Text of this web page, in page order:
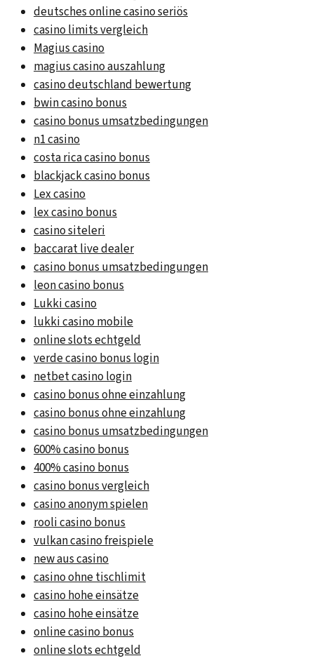
deutsches online casino seriös
casino limits vergleich
Magius casino
magius casino auszahlung
casino deutschland bewertung
bwin casino bonus
casino bonus umsatzbedingungen
n1 casino
costa rica casino bonus
blackjack casino bonus
Lex casino
lex casino bonus
casino siteleri
baccarat live dealer
casino bonus umsatzbedingungen
leon casino bonus
Lukki casino
lukki casino mobile
online slots echtgeld
verde casino bonus login
netbet casino login
casino bonus ohne einzahlung
casino bonus ohne einzahlung
casino bonus umsatzbedingungen
600% casino bonus
400% casino bonus
casino bonus vergleich
casino anonym spielen
rooli casino bonus
vulkan casino freispiele
new aus casino
casino ohne tischlimit
casino hohe einsätze
casino hohe einsätze
online casino bonus
online slots echtgeld